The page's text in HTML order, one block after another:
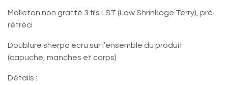
Molleton non gratté 3 fils LST (Low Shrinkage Terry), pré-
rétréci
Doublure sherpa écru sur l’ensemble du produit
(capuche, manches et corps)
Détails :